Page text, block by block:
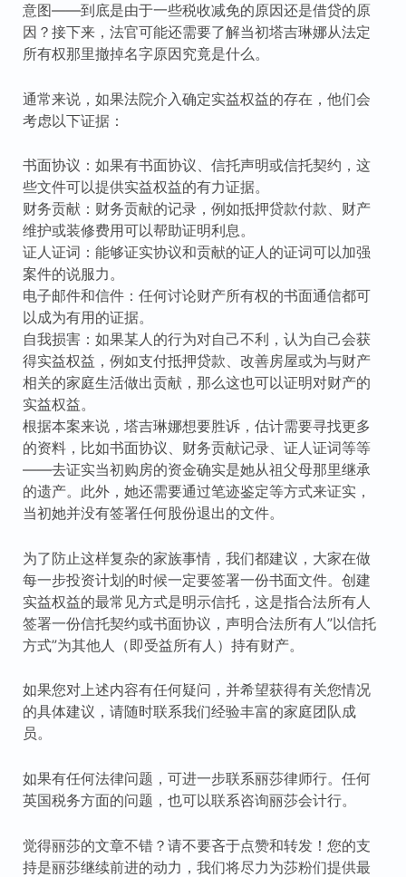
意图——到底是由于一些税收减免的原因还是借贷的原
因？接下来，法官可能还需要了解当初塔吉琳娜从法定
所有权那里撤掉名字原因究竟是什么。
通常来说，如果法院介入确定实益权益的存在，他们会
考虑以下证据：
书面协议：如果有书面协议、信托声明或信托契约，这
些文件可以提供实益权益的有力证据。
财务贡献：财务贡献的记录，例如抵押贷款付款、财产
维护或装修费用可以帮助证明利息。
证人证词：能够证实协议和贡献的证人的证词可以加强
案件的说服力。
电子邮件和信件：任何讨论财产所有权的书面通信都可
以成为有用的证据。
自我损害：如果某人的行为对自己不利，认为自己会获
得实益权益，例如支付抵押贷款、改善房屋或为与财产
相关的家庭生活做出贡献，那么这也可以证明对财产的
实益权益。
根据本案来说，塔吉琳娜想要胜诉，估计需要寻找更多
的资料，比如书面协议、财务贡献记录、证人证词等等
——去证实当初购房的资金确实是她从祖父母那里继承
的遗产。此外，她还需要通过笔迹鉴定等方式来证实，
当初她并没有签署任何股份退出的文件。
为了防止这样复杂的家族事情，我们都建议，大家在做
每一步投资计划的时候一定要签署一份书面文件。创建
实益权益的最常见方式是明示信托，这是指合法所有人
签署一份信托契约或书面协议，声明合法所有人”以信托
方式”为其他人（即受益所有人）持有财产。
如果您对上述内容有任何疑问，并希望获得有关您情况
的具体建议，请随时联系我们经验丰富的家庭团队成
员。
如果有任何法律问题，可进一步联系丽莎律师行。任何
英国税务方面的问题，也可以联系咨询丽莎会计行。
觉得丽莎的文章不错？请不要吝于点赞和转发！您的支
持是丽莎继续前进的动力，我们将尽力为莎粉们提供最